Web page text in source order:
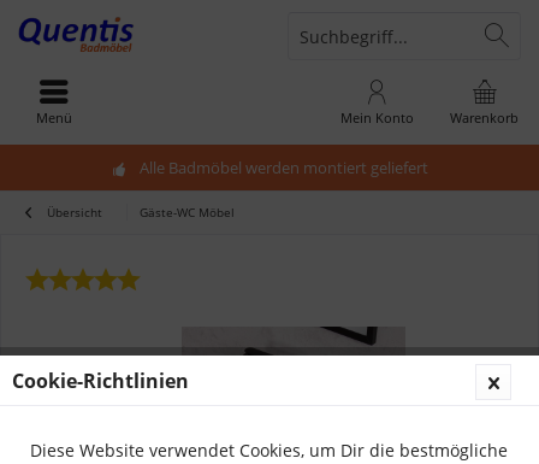
Alle Badmöbel werden montiert geliefert
Warenkorb
Mein Konto
Menü
Übersicht Gäste-WC Möbel
Cookie-Richtlinien
Diese Website verwendet Cookies, um Dir die bestmögliche